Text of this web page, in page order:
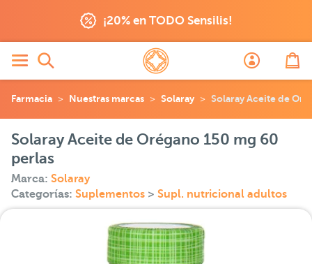
¡20% en TODO Sensilis!
Farmacia Nuestras marcas Solaray Solaray Aceite de
Solaray Aceite de Orégano 150 mg 60
perlas
Marca: Solaray
Categorías: Suplementos > Supl. nutricional adultos